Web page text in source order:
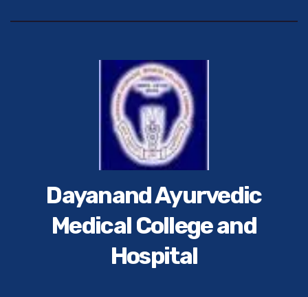
Dayanand Ayurvedic
Medical College and
Hospital